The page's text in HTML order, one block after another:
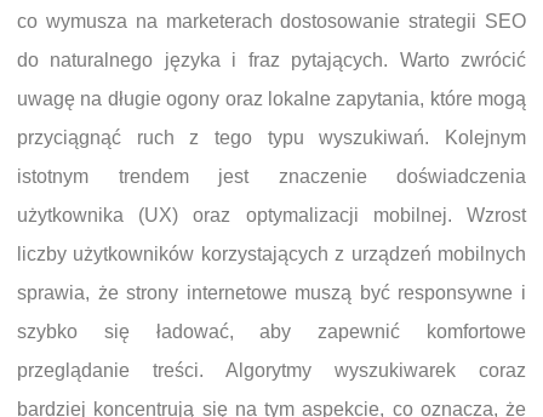
co wymusza na marketerach dostosowanie strategii SEO
do naturalnego języka i fraz pytających. Warto zwrócić
uwagę na długie ogony oraz lokalne zapytania, które mogą
przyciągnąć ruch z tego typu wyszukiwań. Kolejnym
istotnym trendem jest znaczenie doświadczenia
użytkownika (UX) oraz optymalizacji mobilnej. Wzrost
liczby użytkowników korzystających z urządzeń mobilnych
sprawia, że strony internetowe muszą być responsywne i
szybko się ładować, aby zapewnić komfortowe
przeglądanie treści. Algorytmy wyszukiwarek coraz
bardziej koncentrują się na tym aspekcie, co oznacza, że